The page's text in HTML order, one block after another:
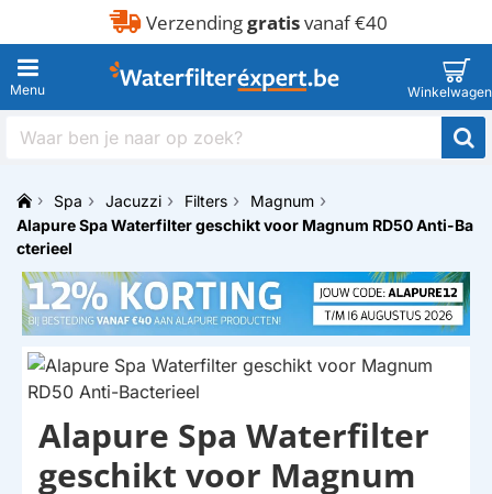
Verzendinggratisvanaf €40
Waar
naar
op
zoek?
h
o
e
Spa Jacuzzi Filters
Magnum
Alapure Spa Waterfilter geschikt voor Magnum RD50 Anti-Ba
cterieel
HUISMERK
Alapure Spa Waterfilter
geschikt voor Magnum